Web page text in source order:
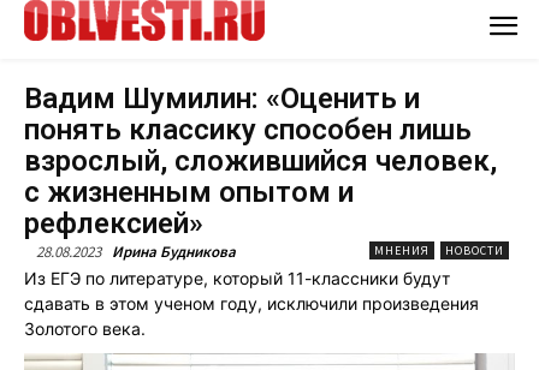
Вадим Шумилин: «Оценить и
понять классику способен лишь
взрослый, сложившийся человек,
с жизненным опытом и
рефлексией»
28.08.2023 Ирина Будникова МНЕНИЯ НОВОСТИ
Из ЕГЭ по литературе, который 11-классники будут
сдавать в этом ученом году, исключили произведения
Золотого века.